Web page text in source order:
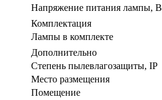
Напряжение питания лампы, В
Комплектация
Лампы в комплекте
Дополнительно
Степень пылевлагозащиты, IP
Место размещения
Помещение